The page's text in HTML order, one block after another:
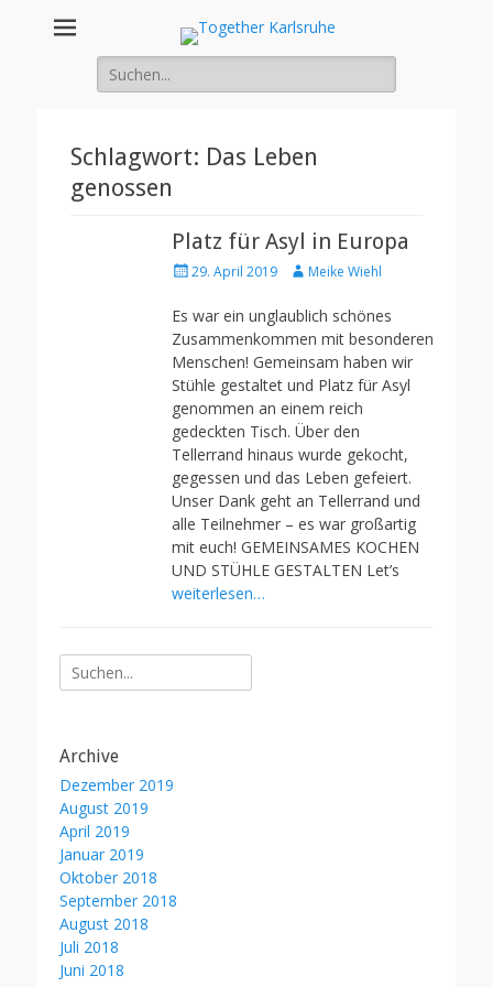
Together
Integration von jungen Menschen mit Fluchterfahrung und
Suche
nach:
Schlagwort: Das Leben
genossen
Platz für Asyl in Europa
Posted29. April 2019 AuthorMeike Wiehl
Es war ein unglaublich schönes
Zusammenkommen mit besonderen
Menschen! Gemeinsam haben wir
Stühle gestaltet und Platz für Asyl
genommen an einem reich
gedeckten Tisch. Über den
Tellerrand hinaus wurde gekocht,
gegessen und das Leben gefeiert.
Unser Dank geht an Tellerrand und
alle Teilnehmer – es war großartig
mit euch! GEMEINSAMES KOCHEN
UND STÜHLE GESTALTEN Let’s
weiterlesen…
Suche
nach:
Archive
Dezember 2019
August 2019
April 2019
Januar 2019
Oktober 2018
September 2018
August 2018
Juli 2018
Juni 2018